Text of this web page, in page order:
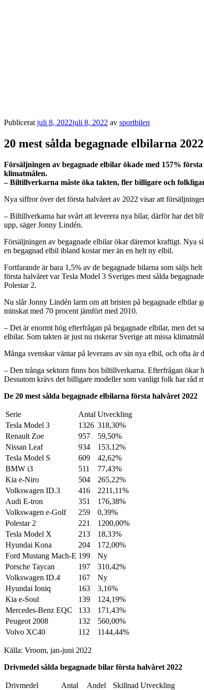
Publicerat juli 8, 2022juli 8, 2022 av sportbilen
20 mest sålda begagnade elbilarna
Försäljningen av begagnade elbilar ökade med 157%
klimatmålen.
– Biltillverkarna måste öka takten, fler billigare och
Nya siffror över det första halvåret av 2022 visar att
– Biltillverkarna har svårt att leverera nya bilar, därför har det
upp, säger Jonny Lindén.
Försäljningen av begagnade elbilar ökar däremot kraftigt. Nya
en begagnad elbil ibland kostar mer än en helt ny elbil.
Fortfarande är bara 1,5% av de begagnade bilarna som säljs
första halvåret var Tesla Model 3 Sveriges mest sålda
Polestar 2.
Nu slår Jonny Lindén larm om att bristen på begagnade elbilar
minskat med 70 procent jämfört med 2010.
– Det är enormt hög efterfrågan på begagnade elbilar, men
elbilar. Som takten är just nu riskerar Sverige att missa
Många svenskar väntar på leverans av sin nya elbil, och ofta
– Den trånga sektorn finns hos biltillverkarna. Efterfrågan ökar
Dessutom krävs det billigare modeller som vanligt folk har råd
De 20 mest sålda begagnade elbilarna första halvåret 2022
Serie Antal Utveckling
Tesla Model 3
1326 318,30%
Renault Zoe
957
59,50%
Nissan Leaf
934
153,12%
Tesla Model S
609
42,62%
BMW i3
511
77,43%
Kia e-Niro
504
265,22%
Volkswagen ID.3
416
2211,11%
Audi E-tron
351
176,38%
Volkswagen e-Golf
259
0,39%
Polestar 2
221
1200,00%
Tesla Model X
213
18,33%
Hyundai Kona
204
172,00%
Ford Mustang Mach-E 199
Ny
Porsche Taycan
197
310,42%
Volkswagen ID.4
167
Ny
Hyundai Ioniq
163
3,16%
Kia e-Soul
139
124,19%
Mercedes-Benz EQC
133
171,43%
Peugeot 2008
132
560,00%
Volvo XC40
112 1144,44%
Källa: Vroom, jan-juni 2022
Drivmedel sålda begagnade bilar första halvåret 2022
Drivmedel Antal Andel Skillnad Utveckling